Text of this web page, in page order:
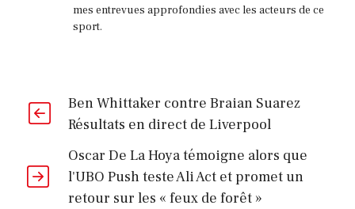
mes entrevues approfondies avec les acteurs de ce
sport.
Ben Whittaker contre Braian Suarez
Résultats en direct de Liverpool
Oscar De La Hoya témoigne alors que
l'UBO Push teste Ali Act et promet un
retour sur les « feux de forêt »